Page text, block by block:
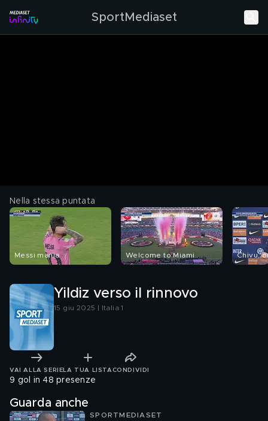
SportMediaset
Nella stessa puntata
Messi mania Welcome to Miami Chivu,
Yildiz verso il rinnovo
15 giu 2025 | Italia 1
VAI ALLA SERIE LA TUA LISTA CONDIVIDI
9 gol in 48 presenze
Guarda anche
SPORTMEDIASET